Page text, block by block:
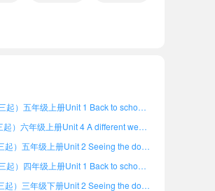
辽师大（三起）五年级上册Unit 1 Back to school课文朗读
辽师大（三起）六年级上册Unit 4 A different weekend课文朗读
辽师大（三起）五年级上册Unit 2 Seeing the doctor课文朗读
辽师大（三起）四年级上册Unit 1 Back to school课文朗读
辽师大（三起）三年级下册Unit 2 Seeing the doctor课文朗读